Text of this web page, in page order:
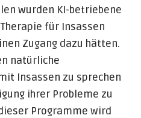
wurden KI-betriebene
für Insassen
Zugang dazu hätten.
natürliche
Insassen zu sprechen
ihrer Probleme zu
Programme wird